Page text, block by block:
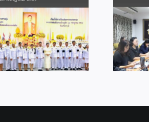
สพป.กระบี่ ร่วมประชุมทาง
ไกล Video Conference
“พฤหัสเช้า ข่าว สพฐ.”